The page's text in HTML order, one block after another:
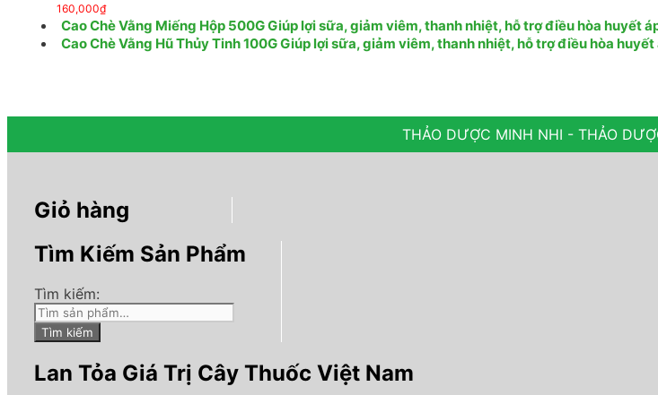
160,000₫
Cao Chè Vằng Miếng Hộp 500G Giúp lợi sữa, giảm viêm, thanh nhiệt, hỗ trợ điều hòa huyết
Cao Chè Vằng Hũ Thủy Tinh 100G Giúp lợi sữa, giảm viêm, thanh nhiệt, hỗ trợ điều hòa
THẢO DƯỢC MINH NHI - THẢO
Giỏ hàng
Tìm Kiếm Sản Phẩm
Tìm kiếm:
Tìm kiếm
Lan Tỏa Giá Trị Cây Thuốc Việt Nam